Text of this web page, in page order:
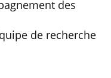
des
de recherche